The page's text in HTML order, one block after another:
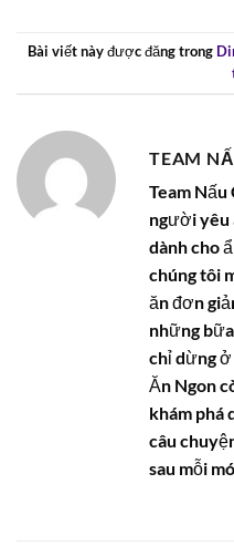
Bài viết này được đăng trong
TEAM
Team Nấu
người yêu
dành cho
chúng tôi
ăn đơn
những
chỉ dừng ở
Ăn Ngon
khám phá
câu
sau mỗi